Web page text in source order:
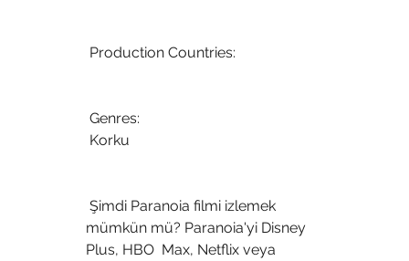
Production Countries:
Genres:
Korku
mümkün mü? Paranoia'yi Disney
Plus, HBO  Max, Netflix veya